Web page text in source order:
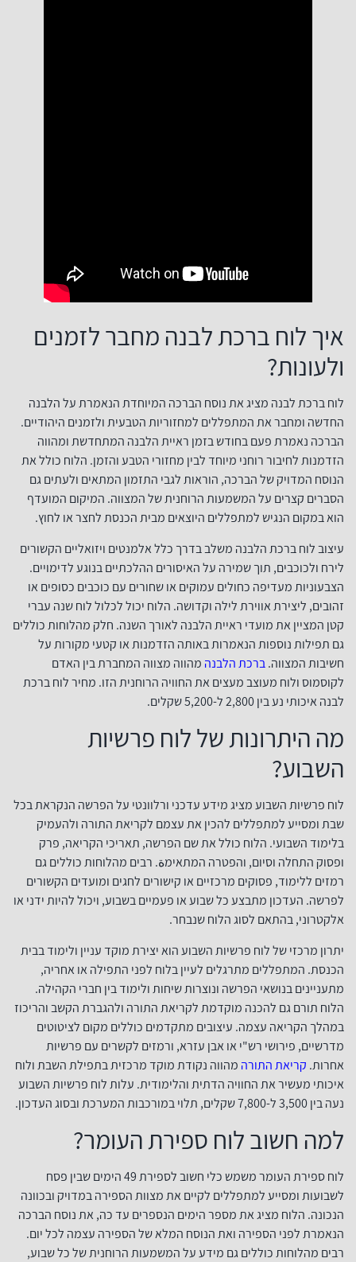
איך לוח ברכת לבנה מחבר לזמנים
ולעונות?
לוח ברכת לבנה מציג את נוסח הברכה המיוחדת הנאמרת על הלבנה
החדשה ומחבר את המתפללים למחזוריות הטבעית ולזמנים היהודיים.
הברכה נאמרת פעם בחודש בזמן ראיית הלבנה המתחדשת ומהווה
הזדמנות לחיבור רוחני מיוחד לבין מחזורי הטבע והזמן. הלוח כולל את
הנוסח המדויק של הברכה, הוראות לגבי התזמון המתאים ולעתים גם
הסברים קצרים על המשמעות הרוחנית של המצווה. המיקום המועדף
הוא במקום הנגיש למתפללים היוצאים מבית הכנסת לחצר או לחוץ.
עיצוב לוח ברכת הלבנה משלב בדרך כלל אלמנטים ויזואליים הקשורים
לירח ולכוכבים, תוך שמירה על האיסורים ההלכתיים בנוגע לדימויים.
הצבעוניות מעדיפה כחולים עמוקים או שחורים עם כוכבים כסופים או
זהובים, ליצירת אווירת לילה וקדושה. הלוח יכול לכלול לוח שנה עברי
קטן המציין את מועדי ראיית הלבנה לאורך השנה. חלק מהלוחות כוללים
גם תפילות נוספות הנאמרות באותה הזדמנות או קטעי מקורות על
חשיבות המצווה.ברכת הלבנה מהווה מצווה המחברת בין האדם
לקוסמוס ולוח מעוצב מעצים את החוויה הרוחנית הזו. מחיר לוח ברכת
לבנה איכותי נע בין 2,800 ל-5,200 שקלים.
מה היתרונות של לוח פרשיות
השבוע?
לוח פרשיות השבוע מציג מידע עדכני ורלוונטי על הפרשה הנקראת בכל
שבת ומסייע למתפללים להכין את עצמם לקריאת התורה ולהעמיק
בלימוד השבועי. הלוח כולל את שם הפרשה, תאריכי הקריאה, פרק
ופסוק התחלה וסיום, והפטרה המתאימة. רבים מהלוחות כוללים גם
רמזים ללימוד, פסוקים מרכזיים או קישורים לחגים ומועדים הקשורים
לפרשה. העדכון מתבצע כל שבוע או פעמיים בשבוע, ויכול להיות ידני או
אלקטרוני, בהתאם לסוג הלוח שנבחר.
יתרון מרכזי של לוח פרשיות השבוע הוא יצירת מוקד עניין ולימוד בבית
הכנסת. המתפללים מתרגלים לעיין בלוח לפני התפילה או אחריה,
מתעניינים בנושאי הפרשה ונוצרות שיחות ולימוד בין חברי הקהילה.
הלוח תורם גם להכנה מוקדמת לקריאת התורה ולהגברת הקשב והריכוז
במהלך הקריאה עצמה. עיצובים מתקדמים כוללים מקום לציטוטים
מדרשיים, פירושי רש"י או אבן עזרא, ורמזים לקשרים עם פרשיות
אחרות. קריאת התורה מהווה נקודת מוקד מרכזית בתפילת השבת ולוח
איכותי מעשיר את החוויה הדתית והלימודית. עלות לוח פרשיות השבוע
נעה בין 3,500 ל-7,800 שקלים, תלוי במורכבות המערכת ובסוג העדכון.
למה חשוב לוח ספירת העומר?
לוח ספירת העומר משמש כלי חשוב לספירת 49 הימים שבין פסח
לשבועות ומסייע למתפללים לקיים את מצוות הספירה במדויק ובכוונה
הנכונה. הלוח מציג את מספר הימים הנספרים עד כה, את נוסח הברכה
הנאמרת לפני הספירה ואת הנוסח המלא של הספירה עצמה לכל יום.
רבים מהלוחות כוללים גם מידע על המשמעות הרוחנית של כל שבוע,